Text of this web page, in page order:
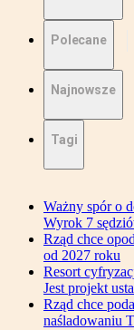
Polecane
Najnowsze
Tagi
Ważny spór o
Wyrok 7
Rząd chce
od 2027 roku
Resort
Jest projekt
Rząd chce
naśladowaniu